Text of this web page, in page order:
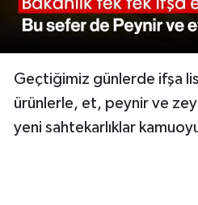
Geçtiğimiz günlerde ifşa
ürünlerle, et, peynir ve
yeni sahtekarlıklar